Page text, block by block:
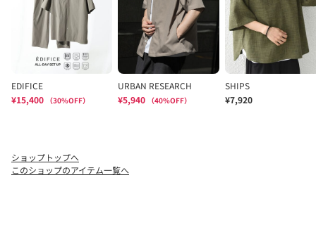
ショップトップへ
このショップのアイテム一覧へ